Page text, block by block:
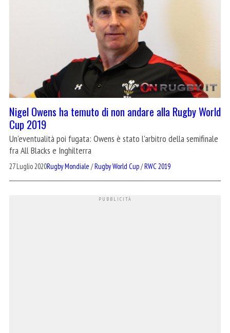
Nigel Owens ha temuto di non andare alla Rugby World
Cup 2019
Un'eventualità poi fugata: Owens è stato l'arbitro della semifinale
fra All Blacks e Inghilterra
27 Luglio 2020Rugby Mondiale /Rugby World Cup/RWC 2019